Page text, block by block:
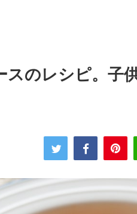
スのレシピ。子